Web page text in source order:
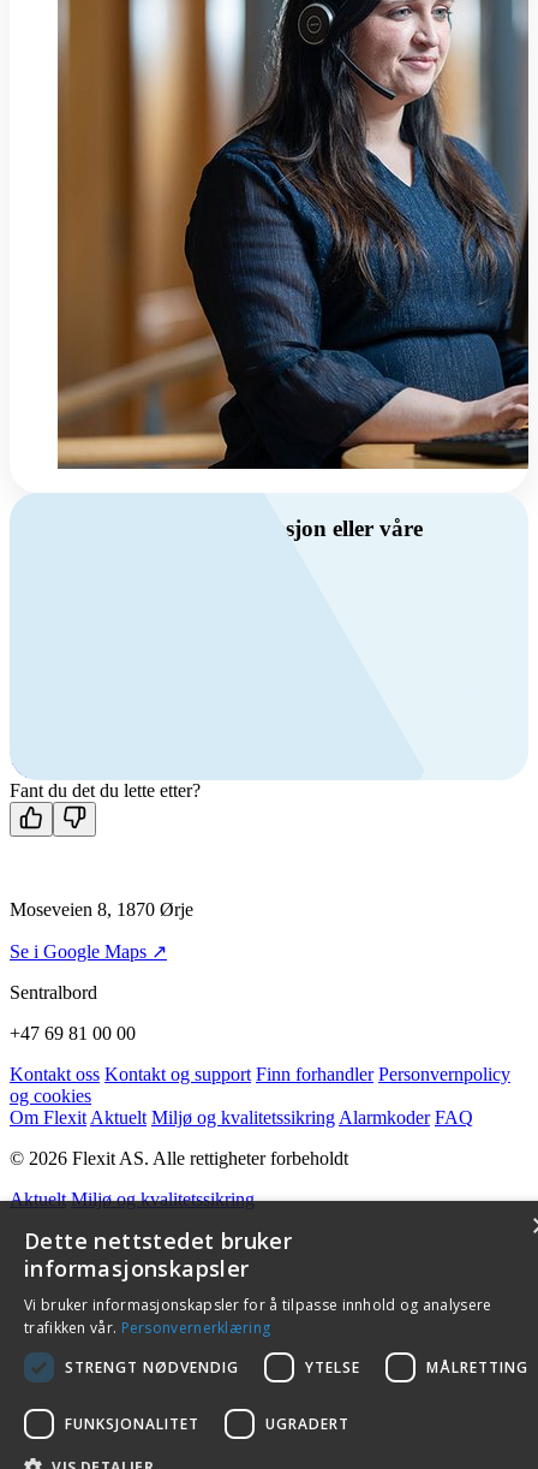
Har du spørsmål om ventilasjon eller våre
Kontakt oss
Fant du det du lette etter?
Moseveien 8, 1870 Ørje
Se i Google Maps ↗
Sentralbord
+47 69 81 00 00
Kontakt oss Kontakt og support Finn forhandler Personvernpolicy
og cookies
Om Flexit Aktuelt Miljø og kvalitetssikring Alarmkoder FAQ
© 2026 Flexit AS. Alle rettigheter forbeholdt
Aktuelt Miljø og kvalitetssikring
Dette nettstedet bruker
informasjonskapsler
Vi bruker informasjonskapsler for å tilpasse innhold og analysere
trafikken vår. Personvernerklæring
STRENGT NØDVENDIG
YTELSE MÅLRETTING
FUNKSJONALITET UGRADERT